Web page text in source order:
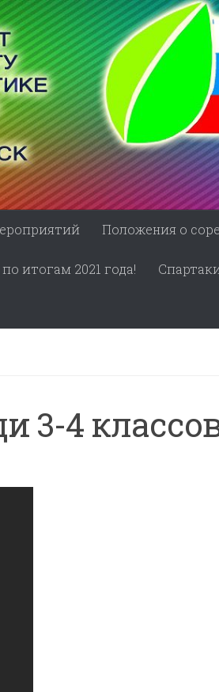
Положения о
итогам 2021 года!
3-4